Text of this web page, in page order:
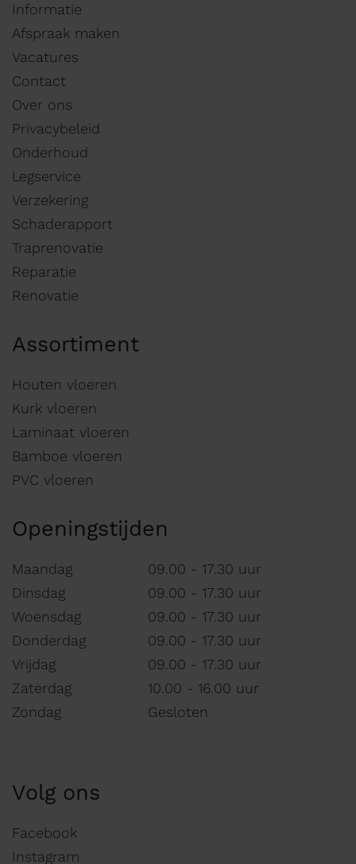
Informatie
Afspraak maken
Vacatures
Contact
Over ons
Privacybeleid
Onderhoud
Legservice
Verzekering
Schaderapport
Traprenovatie
Reparatie
Renovatie
Assortiment
Houten vloeren
Kurk vloeren
Laminaat vloeren
Bamboe vloeren
PVC vloeren
Openingstijden
Maandag
09.00 - 17.30 uur
Dinsdag
09.00 - 17.30 uur
Woensdag
09.00 - 17.30 uur
Donderdag
09.00 - 17.30 uur
Vrijdag
09.00 - 17.30 uur
Zaterdag
10.00 - 16.00 uur
Zondag
Gesloten
Volg ons
Facebook
Instagram